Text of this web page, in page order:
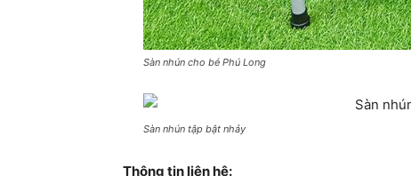
Sàn nhún cho bé Phú Long
Sàn nhún tập bật nhảy
Thông tin liên hệ: